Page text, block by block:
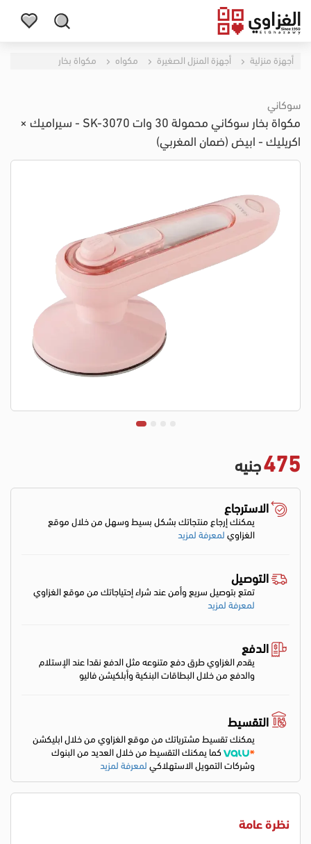
أجهزة منزلية أجهزة المنزل الصغيرة مكواه مكواة بخار
سوكاني
مكواة بخار سوكاني محمولة 30 وات SK-3070 - سيراميك ×
اكريليك - ابيض (ضمان المغربي)
475جنيه
الاسترجاع
يمكنك إرجاع منتجاتك بشكل بسيط وسهل من خلال موقع
الغزاويلمعرفة لمزيد
التوصيل
تمتع بتوصيل سريع وأمن عند شراء إحتياجاتك من موقع الغزاوي
لمعرفة لمزيد
الدفع
يقدم الغزاوي طرق دفع متنوعه مثل الدفع نقدا عند الإستلام
والدفع من خلال البطاقات البنكية وأبلكيشن فاليو
التقسيط
يمكنك تقسيط مشترياتك من موقع الغزاوي من خلال ابليكشن
كما يمكنك التقسيط من خلال العديد من البنوك
وشركات التمويل الاستهلاكيلمعرفة لمزيد
نظرة عامة